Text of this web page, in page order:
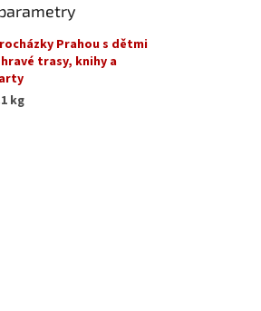
Prahou s dětmi
trasy, knihy a
kg